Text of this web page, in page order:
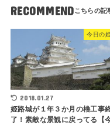
RECOMMEND
今日の
2018.01.27
姫路城が１年３か月の櫓工事
了！素敵な景観に戻ってる【